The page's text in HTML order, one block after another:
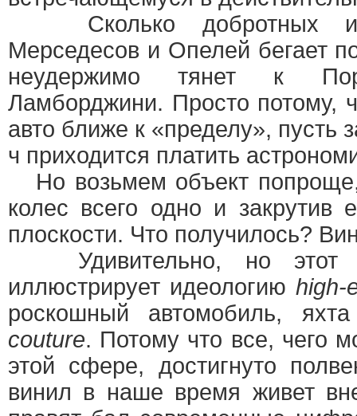
Сколько добротных и
Мерседесов и Опелей бегает
неудержимо тянет к
Ламборджини. Просто потому,
авто ближе к «пределу»,
ч приходится платить
Но возьмем объект попроще,
колес всего одно и закрутив
плоскости. Что получилось?
Удивительно, но этот
иллюстрирует идеологию high-
роскошный автомобиль,
couture. Потому что все, чего
этой сфере, достигнуто
винил в наше время живет